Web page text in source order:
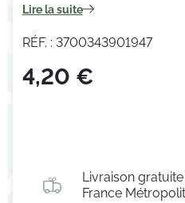
Lire la suite
RÉF. : 3700343901947
4,20 €
Livraison
France